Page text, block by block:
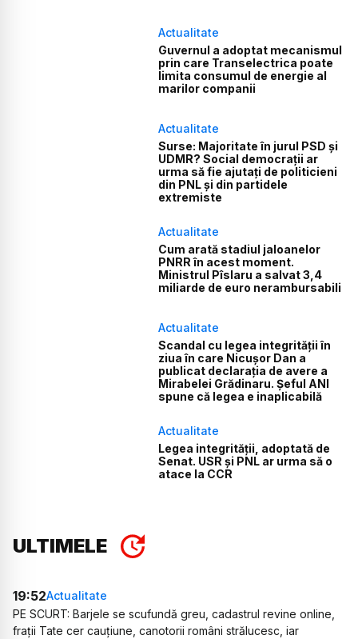
Actualitate
Guvernul a adoptat mecanismul
prin care Transelectrica poate
limita consumul de energie al
marilor companii
Actualitate
Surse: Majoritate în jurul PSD și
UDMR? Social democrații ar
urma să fie ajutați de politicieni
din PNL și din partidele
extremiste
Actualitate
Cum arată stadiul jaloanelor
PNRR în acest moment.
Ministrul Pîslaru a salvat 3,4
miliarde de euro nerambursabili
Actualitate
Scandal cu legea integrității în
ziua în care Nicușor Dan a
publicat declarația de avere a
Mirabelei Grădinaru. Șeful ANI
spune că legea e inaplicabilă
Actualitate
Legea integrității, adoptată de
Senat. USR și PNL ar urma să o
atace la CCR
ULTIMELE
19:52Actualitate
PE SCURT: Barjele se scufundă greu, cadastrul revine online,
frații Tate cer cauțiune, canotorii români strălucesc, iar